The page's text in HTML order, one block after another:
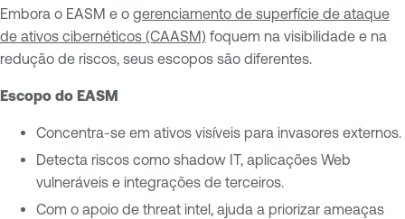
Embora o EASM e o gerenciamento de superfície de ataque
de ativos cibernéticos (CAASM) foquem na visibilidade e na
redução de riscos, seus escopos são diferentes.
Escopo do EASM
Concentra-se em ativos visíveis para invasores externos.
Detecta riscos como shadow IT, aplicações Web
vulneráveis e integrações de terceiros.
Com o apoio de threat intel, ajuda a priorizar ameaças